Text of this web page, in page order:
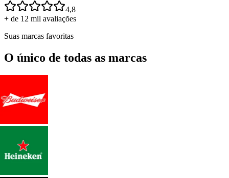
4,8
+ de 12 mil avaliações
Suas marcas favoritas
O único de todas as marcas